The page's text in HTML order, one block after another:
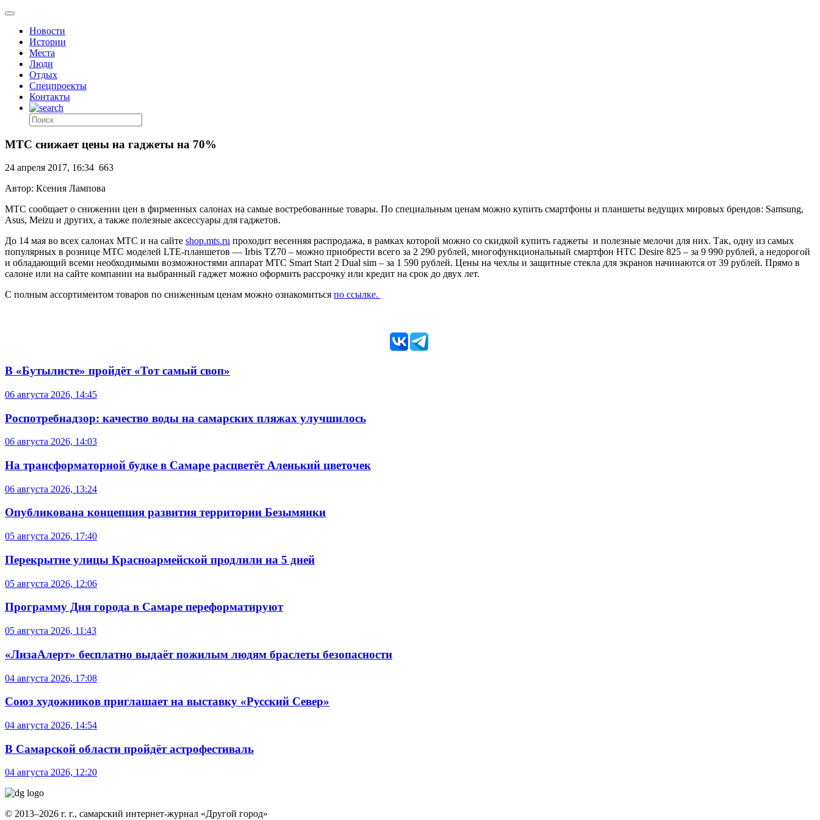
Новости
Истории
Места
Люди
Отдых
Спецпроекты
Контакты
МТС снижает цены на гаджеты на 70%
24 апреля 2017, 16:34 663
Автор: Ксения Лампова
МТС сообщает о снижении цен в фирменных салонах на самые востребованные товары. По специальным ценам можно купить смартфоны и планшеты ведущих мировых брендов: Samsung,
Asus, Meizu и других, а также полезные аксессуары для гаджетов.
До 14 мая во всех салонах МТС и на сайте shop.mts.ru проходит весенняя распродажа, в рамках которой можно со скидкой купить гаджеты и полезные мелочи для них. Так, одну из самых
популярных в рознице МТС моделей LTE-планшетов — Irbis TZ70 – можно приобрести всего за 2 290 рублей, многофункциональный смартфон HTC Desire 825 – за 9 990 рублей, а недорогой
и обладающий всеми необходимыми возможностями аппарат МТС Smart Start 2 Dual sim – за 1 590 рублей. Цены на чехлы и защитные стекла для экранов начинаются от 39 рублей. Прямо в
салоне или на сайте компании на выбранный гаджет можно оформить рассрочку или кредит на срок до двух лет.
С полным ассортиментом товаров по сниженным ценам можно ознакомиться по ссылке.
В «Бутылисте» пройдёт «Тот самый своп»
06 августа 2026, 14:45
Роспотребнадзор: качество воды на самарских пляжах улучшилось
06 августа 2026, 14:03
На трансформаторной будке в Самаре расцветёт Аленький цветочек
06 августа 2026, 13:24
Опубликована концепция развития территории Безымянки
05 августа 2026, 17:40
Перекрытие улицы Красноармейской продлили на 5 дней
05 августа 2026, 12:06
Программу Дня города в Самаре переформатируют
05 августа 2026, 11:43
«ЛизаАлерт» бесплатно выдаёт пожилым людям браслеты безопасности
04 августа 2026, 17:08
Союз художников приглашает на выставку «Русский Север»
04 августа 2026, 14:54
В Самарской области пройдёт астрофестиваль
04 августа 2026, 12:20
© 2013–2026 г. г., самарский интернет-журнал «Другой город»